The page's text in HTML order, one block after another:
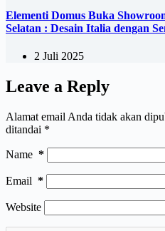
Elementi Domus Buka
Selatan : Desain Italia dengan
2 Juli 2025
Leave a Reply
Alamat email Anda tidak akan
ditandai *
Name *
Email *
Website